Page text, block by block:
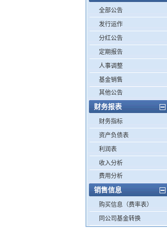
全部公告
发行运作
分红公告
定期报告
人事调整
基金销售
其他公告
财务报表
财务指标
资产负债表
利润表
收入分析
费用分析
销售信息
购买信息（费率表）
同公司基金转换